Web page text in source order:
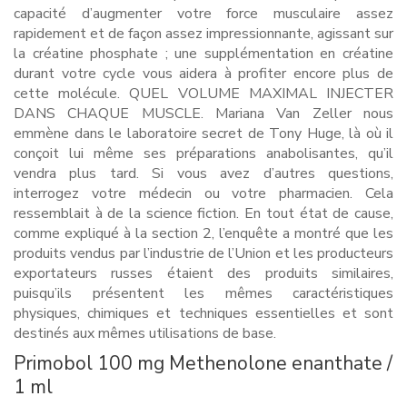
capacité d’augmenter votre force musculaire assez
rapidement et de façon assez impressionnante, agissant sur
la créatine phosphate ; une supplémentation en créatine
durant votre cycle vous aidera à profiter encore plus de
cette molécule. QUEL VOLUME MAXIMAL INJECTER
DANS CHAQUE MUSCLE. Mariana Van Zeller nous
emmène dans le laboratoire secret de Tony Huge, là où il
conçoit lui même ses préparations anabolisantes, qu’il
vendra plus tard. Si vous avez d’autres questions,
interrogez votre médecin ou votre pharmacien. Cela
ressemblait à de la science fiction. En tout état de cause,
comme expliqué à la section 2, l’enquête a montré que les
produits vendus par l’industrie de l’Union et les producteurs
exportateurs russes étaient des produits similaires,
puisqu’ils présentent les mêmes caractéristiques
physiques, chimiques et techniques essentielles et sont
destinés aux mêmes utilisations de base.
Primobol 100 mg Methenolone enanthate /
1 ml